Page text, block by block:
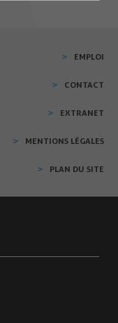
EMPLOI
CONTACT
EXTRANET
MENTIONS LÉGALES
PLAN DU SITE